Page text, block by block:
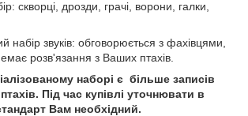
скворці, дрозди, грачі, ворони, галки,
набір звуків: обговорюється з фахівцями,
розв'язання з Ваших птахів.
наборі є більше записів
Під час купівлі уточнювати в
Вам необхідний.